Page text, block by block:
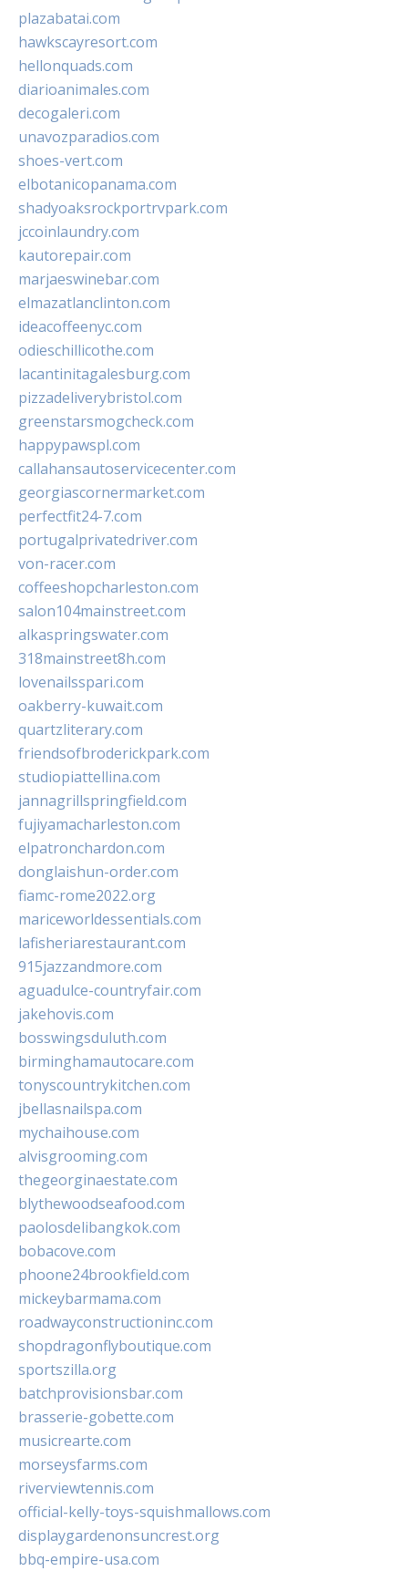
plazabatai.com
hawkscayresort.com
hellonquads.com
diarioanimales.com
decogaleri.com
unavozparadios.com
shoes-vert.com
elbotanicopanama.com
shadyoaksrockportrvpark.com
jccoinlaundry.com
kautorepair.com
marjaeswinebar.com
elmazatlanclinton.com
ideacoffeenyc.com
odieschillicothe.com
lacantinitagalesburg.com
pizzadeliverybristol.com
greenstarsmogcheck.com
happypawspl.com
callahansautoservicecenter.com
georgiascornermarket.com
perfectfit24-7.com
portugalprivatedriver.com
von-racer.com
coffeeshopcharleston.com
salon104mainstreet.com
alkaspringswater.com
318mainstreet8h.com
lovenailsspari.com
oakberry-kuwait.com
quartzliterary.com
friendsofbroderickpark.com
studiopiattellina.com
jannagrillspringfield.com
fujiyamacharleston.com
elpatronchardon.com
donglaishun-order.com
fiamc-rome2022.org
mariceworldessentials.com
lafisheriarestaurant.com
915jazzandmore.com
aguadulce-countryfair.com
jakehovis.com
bosswingsduluth.com
birminghamautocare.com
tonyscountrykitchen.com
jbellasnailspa.com
mychaihouse.com
alvisgrooming.com
thegeorginaestate.com
blythewoodseafood.com
paolosdelibangkok.com
bobacove.com
phoone24brookfield.com
mickeybarmama.com
roadwayconstructioninc.com
shopdragonflyboutique.com
sportszilla.org
batchprovisionsbar.com
brasserie-gobette.com
musicrearte.com
morseysfarms.com
riverviewtennis.com
official-kelly-toys-squishmallows.com
displaygardenonsuncrest.org
bbq-empire-usa.com